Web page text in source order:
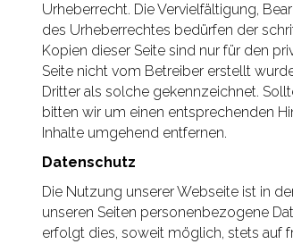
Urheberrecht. Die Vervielfältigung,
des Urheberrechtes bedürfen der
Kopien dieser Seite sind nur für den
Seite nicht vom Betreiber erstellt
Dritter als solche gekennzeichnet.
bitten wir um einen entsprechenden
Inhalte umgehend entfernen.
Datenschutz
Die Nutzung unserer Webseite ist in
unseren Seiten personenbezogene
erfolgt dies, soweit möglich, stets auf